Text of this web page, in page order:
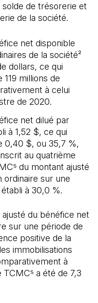
de trésorerie et
de la société.
net disponible
de la société²
dollars, ce qui
millions de
à celui
de 2020.
net dilué par
à 1,52 $, ce qui
0,40 $, ou 35,7 %,
au quatrième
du montant ajusté
ordinaire sur une
à 30,0 %.
du bénéfice net
sur une période de
positive de la
immobilisations
à
TCMC⁵ a été de 7,3